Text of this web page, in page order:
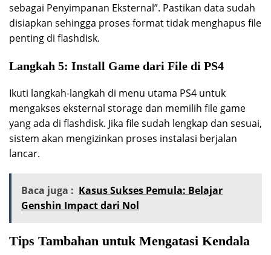
sebagai Penyimpanan Eksternal”. Pastikan data sudah
disiapkan sehingga proses format tidak menghapus file
penting di flashdisk.
Langkah 5: Install Game dari File di PS4
Ikuti langkah-langkah di menu utama PS4 untuk
mengakses eksternal storage dan memilih file game
yang ada di flashdisk. Jika file sudah lengkap dan sesuai,
sistem akan mengizinkan proses instalasi berjalan
lancar.
Baca juga : Kasus Sukses Pemula: Belajar
Genshin Impact dari Nol
Tips Tambahan untuk Mengatasi Kendala